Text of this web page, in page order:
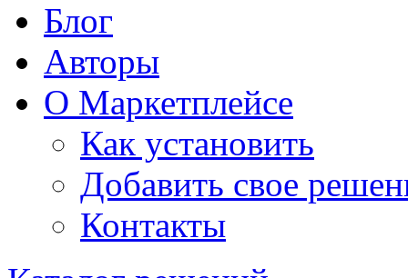
Блог
Авторы
О Маркетплейсе
Как установить
Добавить свое
Контакты